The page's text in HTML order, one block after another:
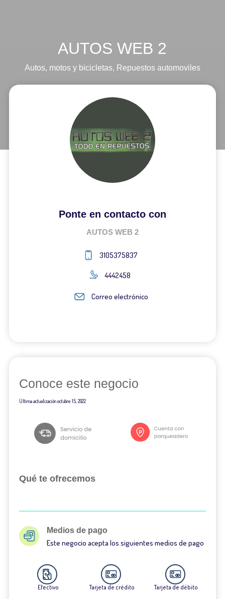
AUTOS WEB 2
Autos, motos y bicicletas, Repuestos automoviles
Ponte en contacto con
AUTOS WEB 2
3105375837
4442458
Correo electrónico
Conoce este negocio
Última actualizaciónoctubre 15, 2022
Qué te ofrecemos
Medios de pago
Este negocio acepta los siguientes medios de pago
Efectivo Tarjeta de crédito Tarjeta de débito